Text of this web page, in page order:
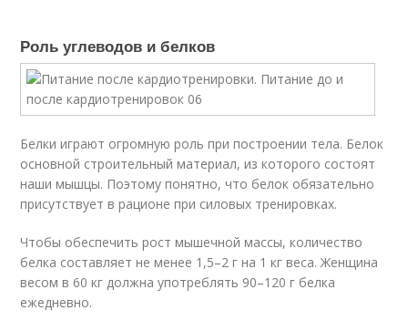
Роль углеводов и белков
Белки играют огромную роль при построении тела. Белок
основной строительный материал, из которого состоят
наши мышцы. Поэтому понятно, что белок обязательно
присутствует в рационе при силовых тренировках.
Чтобы обеспечить рост мышечной массы, количество
белка составляет не менее 1,5–2 г на 1 кг веса. Женщина
весом в 60 кг должна употреблять 90–120 г белка
ежедневно.